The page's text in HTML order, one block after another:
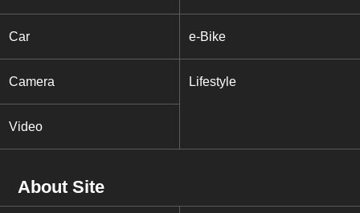
Car e-Bike
Camera Lifestyle
Video
About Site